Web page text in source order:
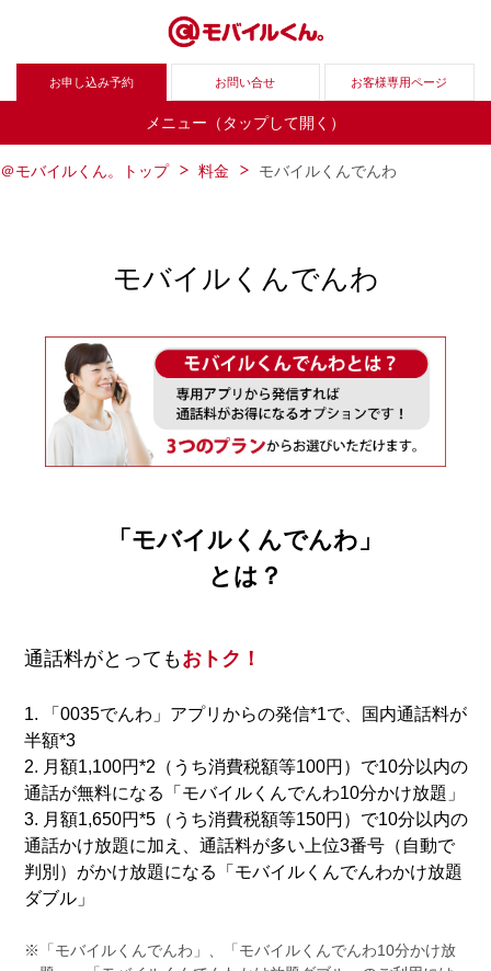
お申し込み予約 お問い合せ お客様専用ページ
メニュー（タップして開く）
＠モバイルくん。トップ 料金 モバイルくんでんわ
モバイルくんでんわ
「モバイルくんでんわ」
とは？
通話料がとってもおトク！
1. 「0035でんわ」アプリからの発信*1で、国内通話料が
半額*3
2. 月額1,100円*2（うち消費税額等100円）で10分以内の
通話が無料になる「モバイルくんでんわ10分かけ放題」
3. 月額1,650円*5（うち消費税額等150円）で10分以内の
通話かけ放題に加え、通話料が多い上位3番号（自動で
判別）がかけ放題になる「モバイルくんでんわかけ放題
ダブル」
※「モバイルくんでんわ」、「モバイルくんでんわ10分かけ放